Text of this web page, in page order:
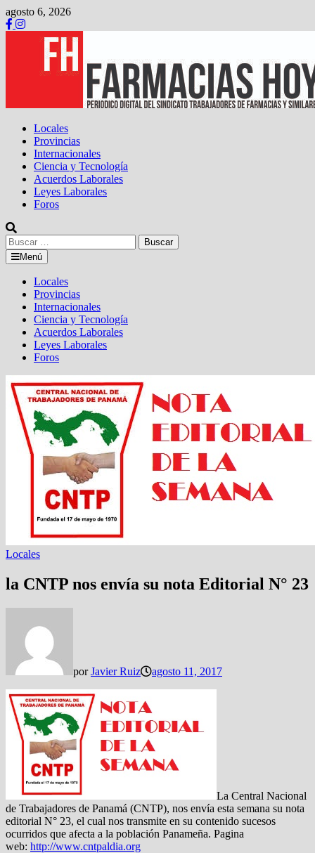
Saltar
al
contenido
agosto 6, 2026
Locales
Provincias
Internacionales
Ciencia y Tecnología
Acuerdos Laborales
Leyes Laborales
Foros
Buscar:
Menú
Locales
Provincias
Internacionales
Ciencia y Tecnología
Acuerdos Laborales
Leyes Laborales
Foros
Locales
la CNTP nos envía su nota Editorial N° 23
porJavier Ruiz agosto 11, 2017
La Central Nacional
de Trabajadores de Panamá (CNTP), nos envía esta semana su nota
editorial N° 23, el cual nos transmite en su contenido sucesos
ocurridos que afecta a la población Panameña. Pagina
web: http://www.cntpaldia.org